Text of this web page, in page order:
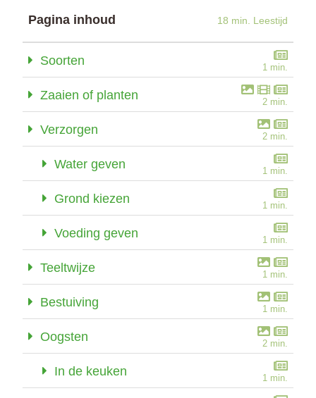
Pagina inhoud 18 min. Leestijd
Soorten 1 min.
Zaaien of planten 2 min.
Verzorgen 2 min.
Water geven 1 min.
Grond kiezen 1 min.
Voeding geven 1 min.
Teeltwijze 1 min.
Bestuiving 1 min.
Oogsten 2 min.
In de keuken 1 min.